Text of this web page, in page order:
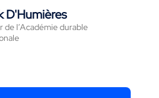
D'Humières
de l’Académie durable